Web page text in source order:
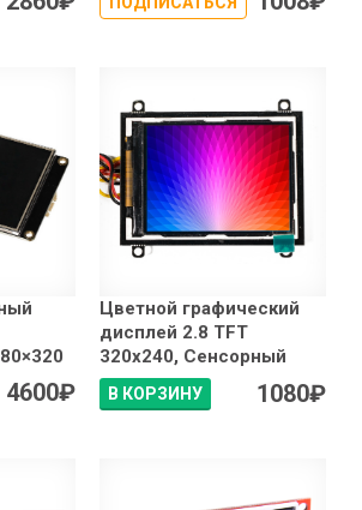
4600₽
Цветной графический
дисплей 2.8 TFT
320x240, Сенсорный
В КОРЗИНУ 1080₽